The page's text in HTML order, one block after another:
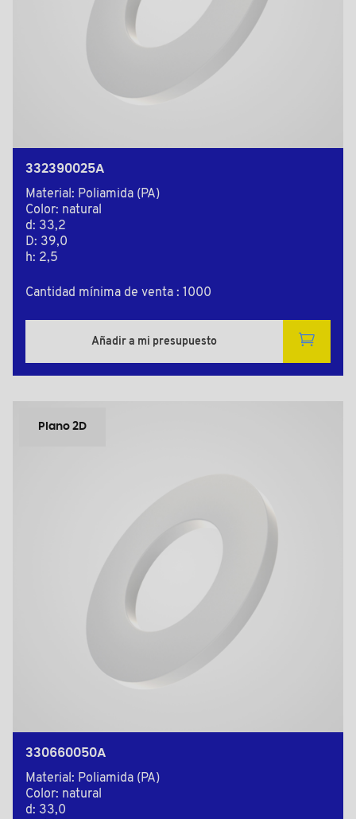
332390025A
Material: Poliamida (PA)
Color: natural
d: 33,2
D: 39,0
h: 2,5
Cantidad mínima de venta : 1000
Añadir a mi presupuesto
Plano 2D
330660050A
Material: Poliamida (PA)
Color: natural
d: 33,0